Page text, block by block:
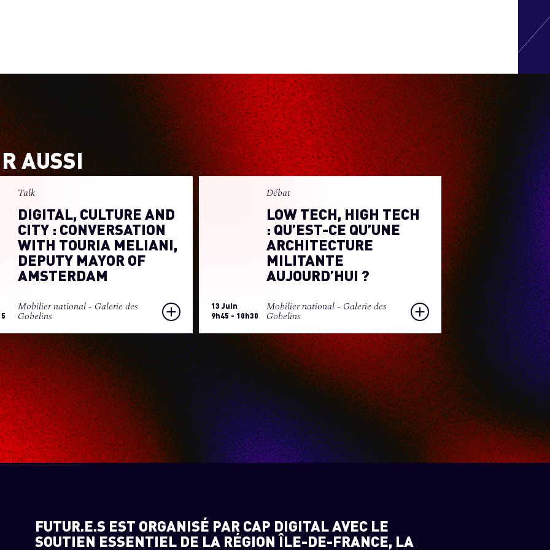
AUSSI
Talk
DIGITAL, CULTURE AND
CITY : CONVERSATION
WITH TOURIA MELIANI,
DEPUTY MAYOR OF
AMSTERDAM
Mobilier national - Galerie des
Gobelins
Débat
LOW TECH, HIGH TECH
: QU’EST-CE QU’UNE
ARCHITECTURE
MILITANTE
AUJOURD’HUI ?
13 Juin
9h45 - 10h30
Mobilier national - Galerie des
Gobelins
FUTUR.E.S EST ORGANISÉ PAR CAP DIGITAL AVEC LE
SOUTIEN ESSENTIEL DE LA RÉGION ÎLE-DE-FRANCE, LA